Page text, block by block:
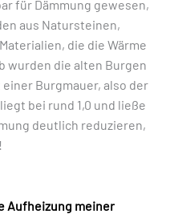
für Dämmung gewesen,
aus Natursteinen,
die die Wärme
wurden die alten Burgen
Burgmauer, also der
bei rund 1,0 und ließe
deutlich reduzieren,
Aufheizung meiner